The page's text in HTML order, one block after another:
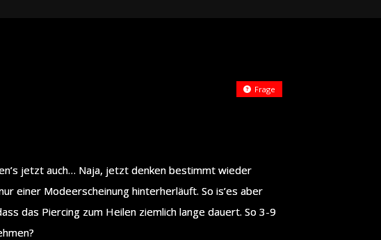
Frage
jetzt auch… Naja, jetzt denken bestimmt wieder
einer Modeerscheinung hinterherläuft. So is’es aber
das Piercing zum Heilen ziemlich lange dauert. So 3-9